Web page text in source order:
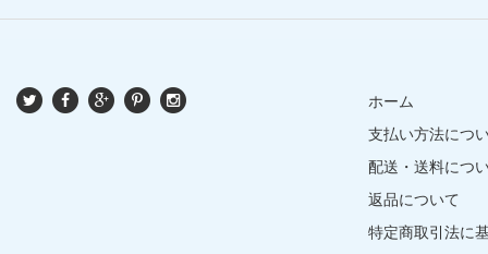
ホーム
支払い方法につ
配送・送料につ
返品について
特定商取引法に